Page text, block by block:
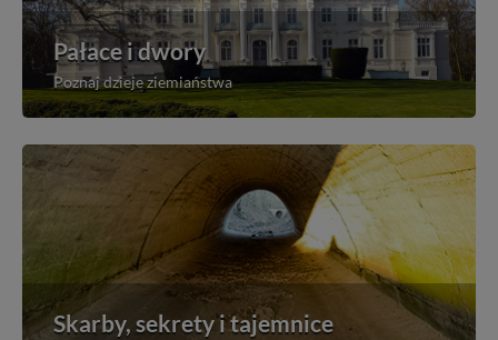
Pałace i dwory
Poznaj dzieje ziemiaństwa
Skarby, sekrety i tajemnice